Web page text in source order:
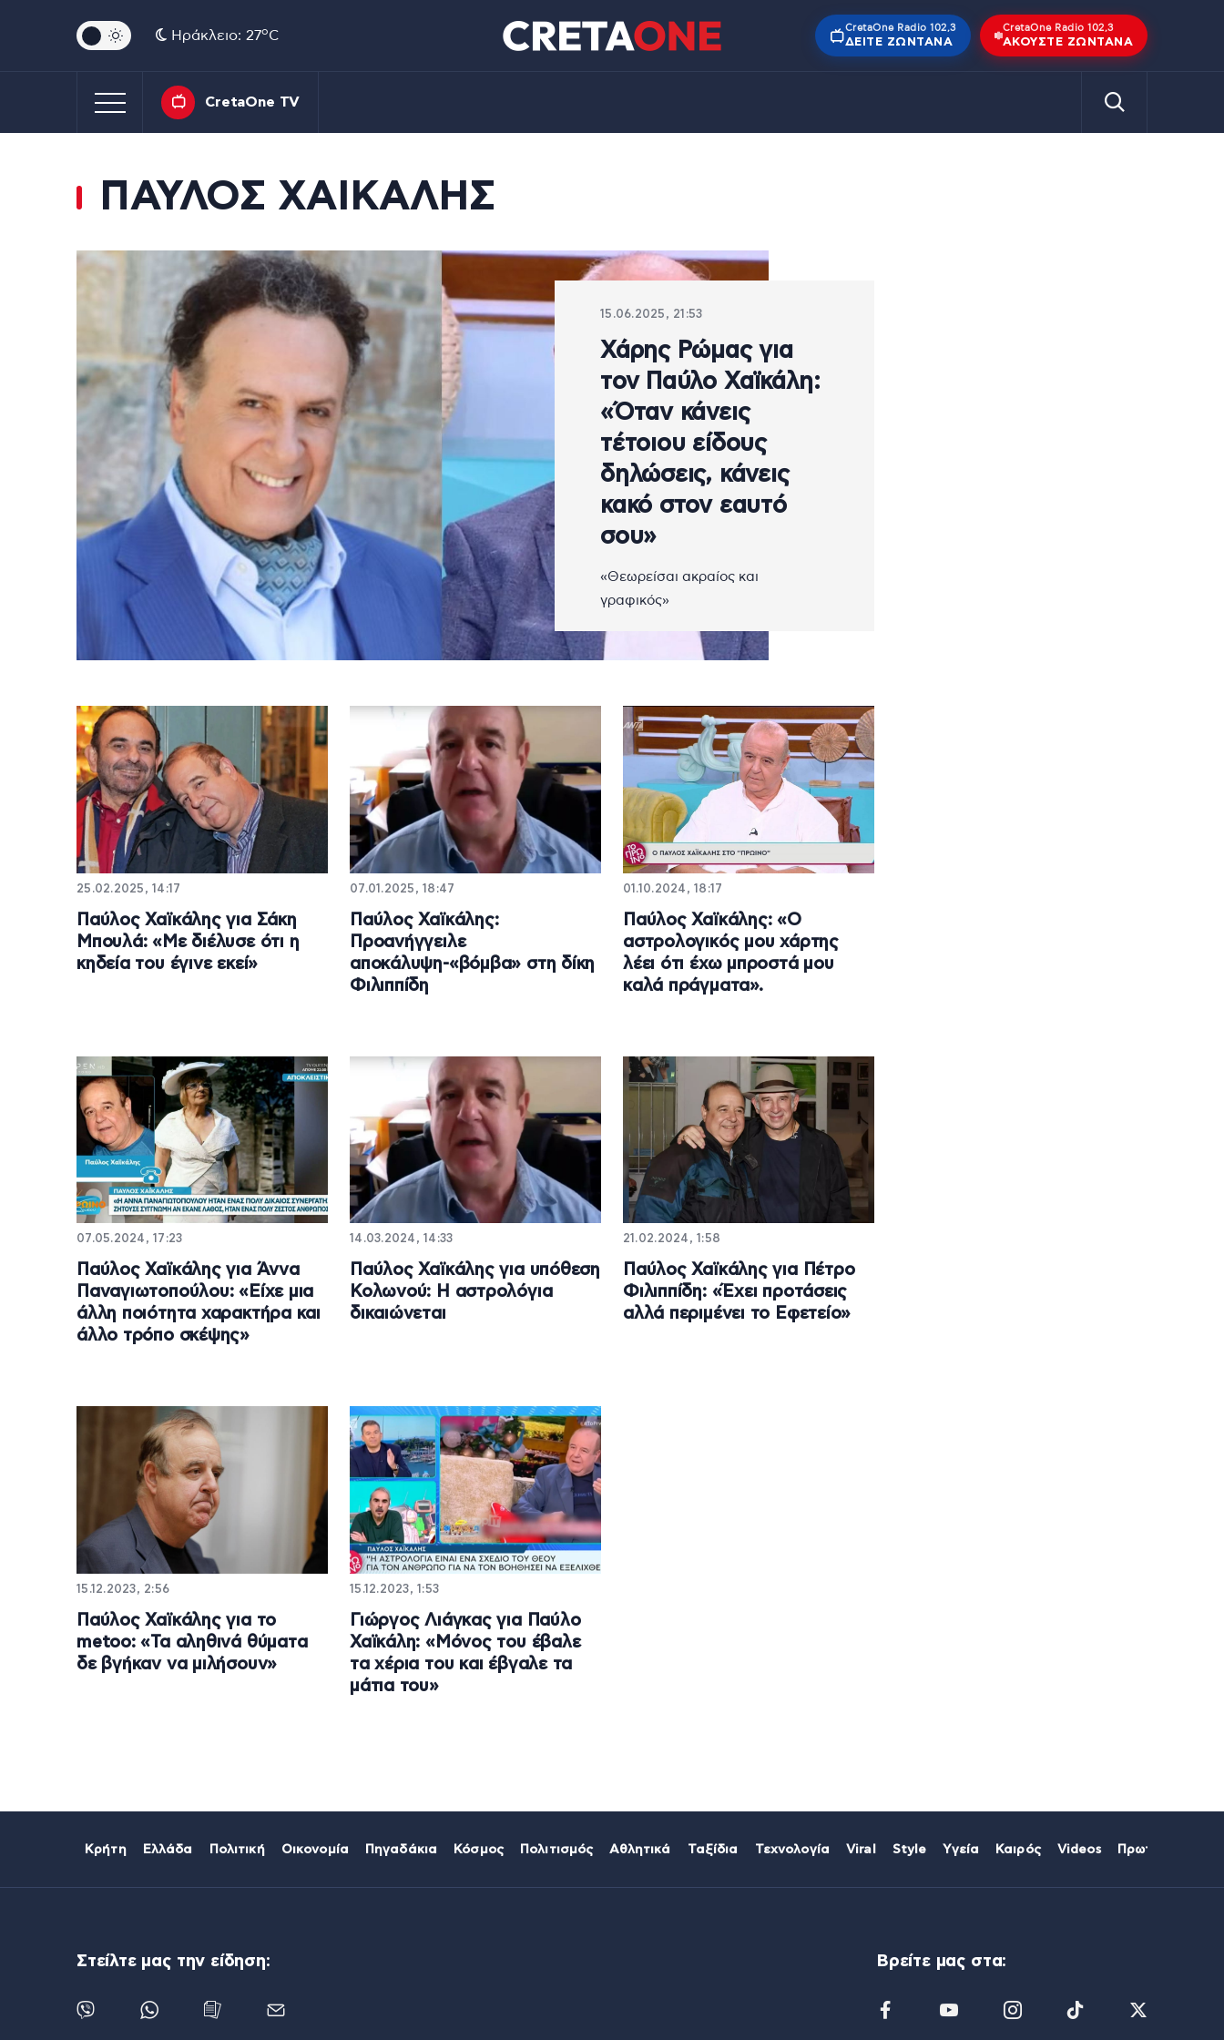
Ηράκλειο: 27oC
CretaOne Radio 102,3
ΔΕΊΤΕ ΖΩΝΤΑΝΆ
CretaOne Radio 102,3
ΑΚΟΎΣΤΕ ΖΩΝΤΑΝΆ
CretaOne TV
ΠΑΥΛΟΣ ΧΑΙΚΑΛΗΣ
15.06.2025, 21:53
Χάρης Ρώμας για
τον Παύλο Χαϊκάλη:
«Όταν κάνεις
τέτοιου είδους
δηλώσεις, κάνεις
κακό στον εαυτό
σου»
«Θεωρείσαι ακραίος και
γραφικός»
25.02.2025, 14:17
Παύλος Χαϊκάλης για Σάκη
Μπουλά: «Με διέλυσε ότι η
κηδεία του έγινε εκεί»
07.01.2025, 18:47
Παύλος Χαϊκάλης:
Προανήγγειλε
αποκάλυψη-«βόμβα» στη δίκη
Φιλιππίδη
01.10.2024, 18:17
Παύλος Χαϊκάλης: «Ο
αστρολογικός μου χάρτης
λέει ότι έχω μπροστά μου
καλά πράγματα».
07.05.2024, 17:23
Παύλος Χαϊκάλης για Άννα
Παναγιωτοπούλου: «Είχε μια
άλλη ποιότητα χαρακτήρα και
άλλο τρόπο σκέψης»
14.03.2024, 14:33
Παύλος Χαϊκάλης για υπόθεση
Κολωνού: Η αστρολόγια
δικαιώνεται
21.02.2024, 1:58
Παύλος Χαϊκάλης για Πέτρο
Φιλιππίδη: «Έχει προτάσεις
αλλά περιμένει το Εφετείο»
15.12.2023, 2:56
Παύλος Χαϊκάλης για το
metoo: «Τα αληθινά θύματα
δε βγήκαν να μιλήσουν»
15.12.2023, 1:53
Γιώργος Λιάγκας για Παύλο
Χαϊκάλη: «Μόνος του έβαλε
τα χέρια του και έβγαλε τα
μάτια του»
Κρήτη Ελλάδα Πολιτική Οικονομία Πηγαδάκια Κόσμος Πολιτισμός Αθλητικά Ταξίδια Τεχνολογία Viral Style Υγεία Καιρός Videos Πρωτοσέλιδα
Στείλτε μας την είδηση: Βρείτε μας στα: